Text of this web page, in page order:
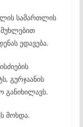
სამართლის
მუხლებით
ედავება.
გურჯაანის
განიხილავს.
მოხდა.